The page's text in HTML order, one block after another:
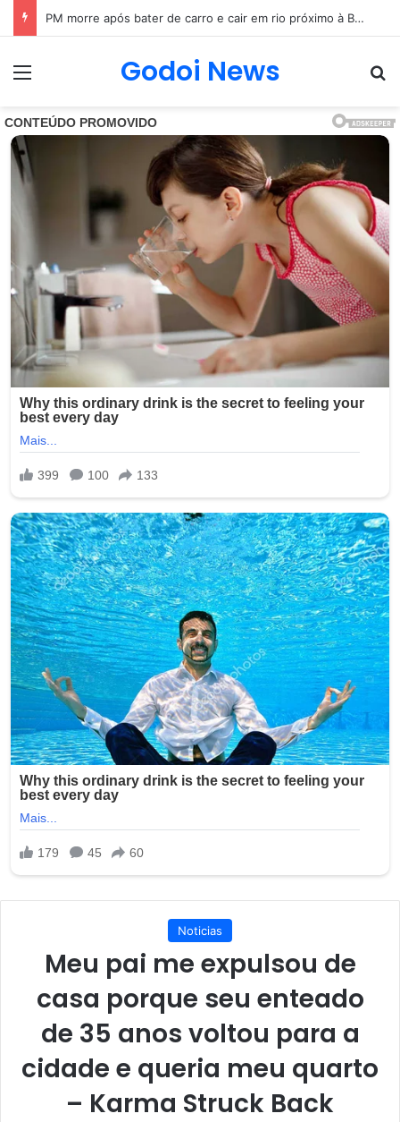
Mãe e filha são encontradas sem vida em MG
Menu Godoi News
Noticias
Meu pai me expulsou de
casa porque seu enteado
de 35 anos voltou para a
cidade e queria meu quarto
– Karma Struck Back